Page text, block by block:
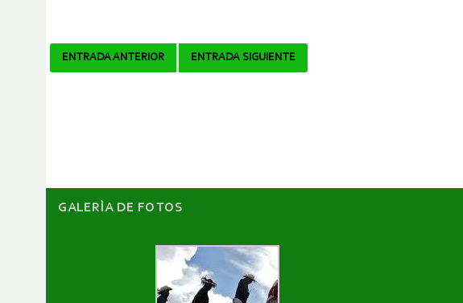
Navegador
ENTRADA ANTERIOR ENTRADA SIGUIENTE
GALERÌA DE FOTOS